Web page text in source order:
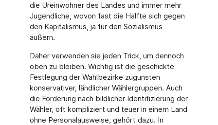
die Ureinwohner des Landes und immer mehr
Jugendliche, wovon fast die Hälfte sich gegen
den Kapitalismus, ja für den Sozialismus
äußern.
Daher verwenden sie jeden Trick, um dennoch
oben zu bleiben. Wichtig ist die geschickte
Festlegung der Wahlbezirke zugunsten
konservativer, ländlicher Wählergruppen. Auch
die Forderung nach bildlicher Identifizierung der
Wähler, oft kompliziert und teuer in einem Land
ohne Personalausweise, gehört dazu. In